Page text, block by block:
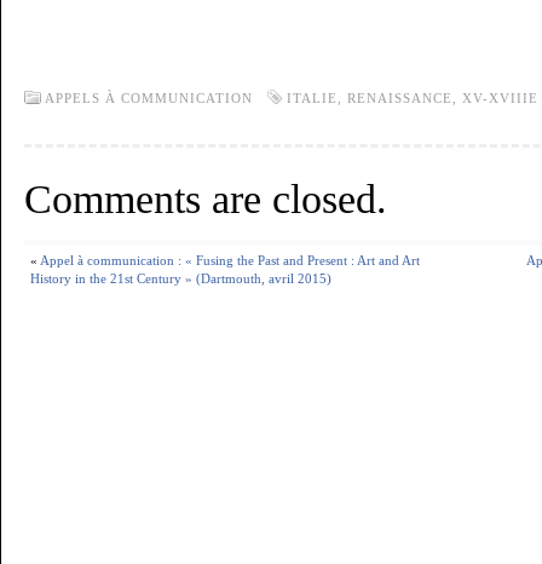
APPELS À COMMUNICATION ITALIE RENAISSANCE XV-XVIIIE
Comments are closed.
« Appel à communication : « Fusing the Past and Present : Art and Art
History in the 21st Century » (Dartmouth, avril 2015)